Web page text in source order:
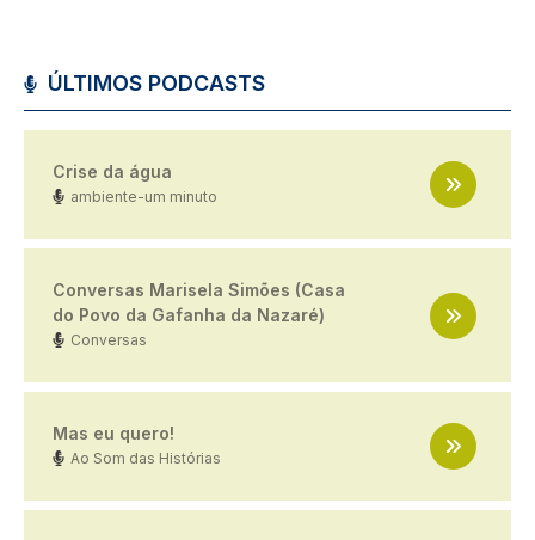
ÚLTIMOS PODCASTS
Crise da água
ambiente-um minuto
Conversas Marisela Simões (Casa
do Povo da Gafanha da Nazaré)
Conversas
Mas eu quero!
Ao Som das Histórias